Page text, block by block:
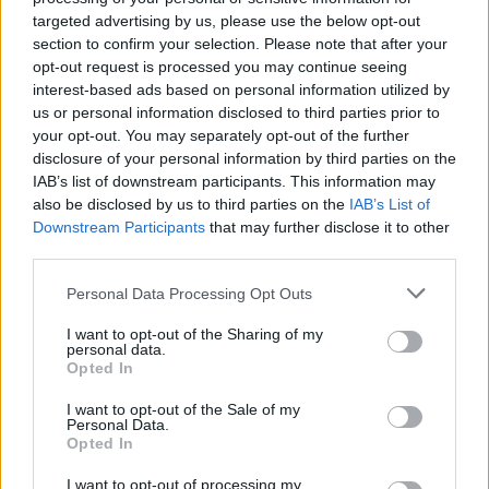
targeted advertising by us, please use the below opt-out
section to confirm your selection. Please note that after your
opt-out request is processed you may continue seeing
interest-based ads based on personal information utilized by
us or personal information disclosed to third parties prior to
your opt-out. You may separately opt-out of the further
disclosure of your personal information by third parties on the
IAB’s list of downstream participants. This information may
also be disclosed by us to third parties on the IAB’s List of
Downstream Participants that may further disclose it to other
Personal Data Processing Opt Outs
I want to opt-out of the Sharing of my
personal data.
Opted In
I want to opt-out of the Sale of my
Personal Data.
Opted In
I want to opt-out of processing my
honvédelmi miniszter a közrádióban.
Eduline
Jövő ősztől az interneten is lehet igényelni diákhitelt
A fővárosi egyetemek közül elsőként az Óbudai Egyetem hallgatói
élhetnek az intézményen belüli diákhitel-igénylés lehetőségével -
állapodott meg az egyetem és a Diákhitel Központ (DK) Zrt.
diákhitelt.
Edupress
Már szeptembertől nagy változásokra számíthatnak